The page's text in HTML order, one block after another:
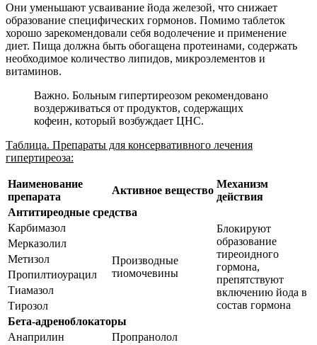
Они уменьшают усваивание йода железой, что снижает
образование специфических гормонов. Помимо таблеток
хорошо зарекомендовали себя водолечение и применение
диет. Пища должна быть обогащена протеинами, содержать
необходимое количество липидов, микроэлементов и
витаминов.
Важно. Больным гипертиреозом рекомендовано
воздерживаться от продуктов, содержащих
кофеин, который возбуждает ЦНС.
Таблица. Препараты для консервативного лечения
гипертиреоза:
Наименование
препарата
Активное вещество
Механизм
действия
Антитиреодные средства
Карбимазол
Производные
тиомочевины
Блокируют
образование
тиреоидного
гормона,
препятствуют
включению йода в
состав гормона
Мерказолил
Метизол
Пропилтиоурацил
Тиамазол
Тирозол
Бета-адреноблокаторы
Анаприлин
Пропранолол